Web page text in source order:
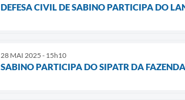
DEFESA CIVIL DE SABINO PARTICIPA DO
28 MAI 2025 - 15h10
SABINO PARTICIPA DO SIPATR DA